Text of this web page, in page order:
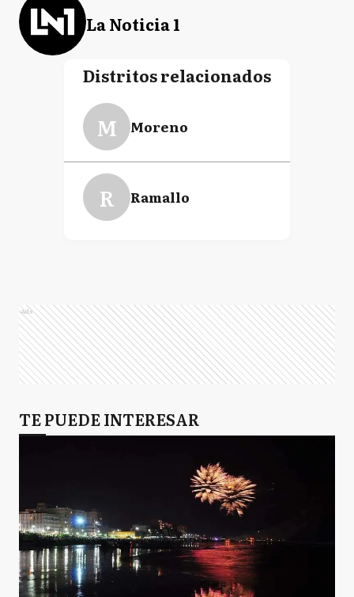
La Noticia 1
Distritos relacionados
M Moreno
R Ramallo
Ads
TE PUEDE INTERESAR